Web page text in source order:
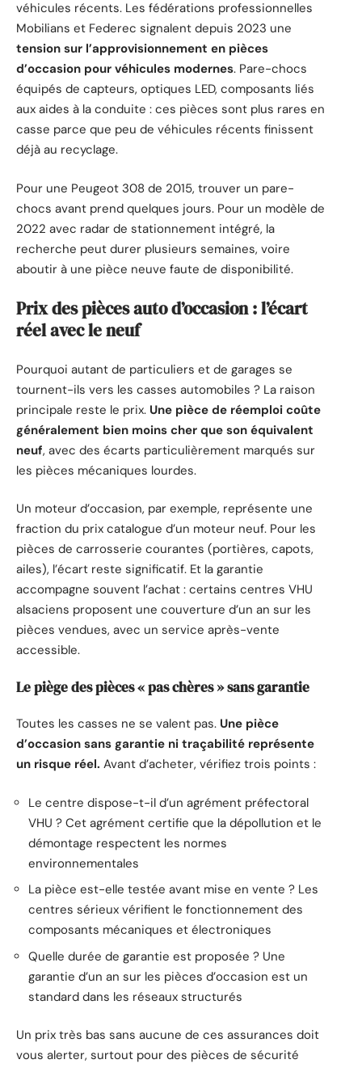
véhicules récents. Les fédérations professionnelles
Mobilians et Federec signalent depuis 2023 une
tension sur l’approvisionnement en pièces
d’occasion pour véhicules modernes. Pare-chocs
équipés de capteurs, optiques LED, composants liés
aux aides à la conduite : ces pièces sont plus rares en
casse parce que peu de véhicules récents finissent
déjà au recyclage.
Pour une Peugeot 308 de 2015, trouver un pare-
chocs avant prend quelques jours. Pour un modèle de
2022 avec radar de stationnement intégré, la
recherche peut durer plusieurs semaines, voire
aboutir à une pièce neuve faute de disponibilité.
Prix des pièces auto d’occasion : l’écart
réel avec le neuf
Pourquoi autant de particuliers et de garages se
tournent-ils vers les casses automobiles ? La raison
principale reste le prix. Une pièce de réemploi coûte
généralement bien moins cher que son équivalent
neuf, avec des écarts particulièrement marqués sur
les pièces mécaniques lourdes.
Un moteur d’occasion, par exemple, représente une
fraction du prix catalogue d’un moteur neuf. Pour les
pièces de carrosserie courantes (portières, capots,
ailes), l’écart reste significatif. Et la garantie
accompagne souvent l’achat : certains centres VHU
alsaciens proposent une couverture d’un an sur les
pièces vendues, avec un service après-vente
accessible.
Le piège des pièces « pas chères » sans garantie
Toutes les casses ne se valent pas. Une pièce
d’occasion sans garantie ni traçabilité représente
un risque réel. Avant d’acheter, vérifiez trois points :
Le centre dispose-t-il d’un agrément préfectoral
VHU ? Cet agrément certifie que la dépollution et le
démontage respectent les normes
environnementales
La pièce est-elle testée avant mise en vente ? Les
centres sérieux vérifient le fonctionnement des
composants mécaniques et électroniques
Quelle durée de garantie est proposée ? Une
garantie d’un an sur les pièces d’occasion est un
standard dans les réseaux structurés
Un prix très bas sans aucune de ces assurances doit
vous alerter, surtout pour des pièces de sécurité